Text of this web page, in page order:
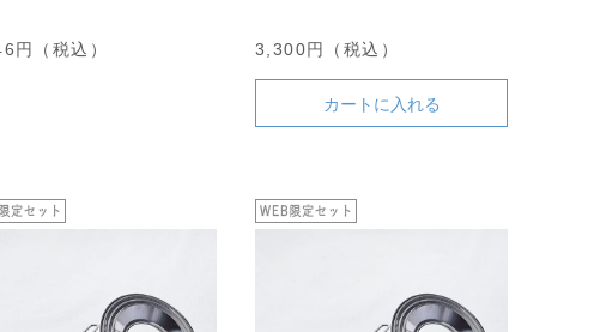
円（税込） 3,300円（税込）
カートに入れる